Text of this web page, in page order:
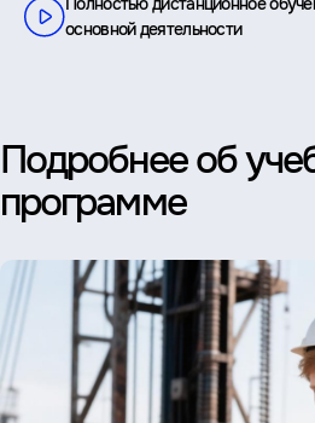
основной деятельности
Подробнее об
программе